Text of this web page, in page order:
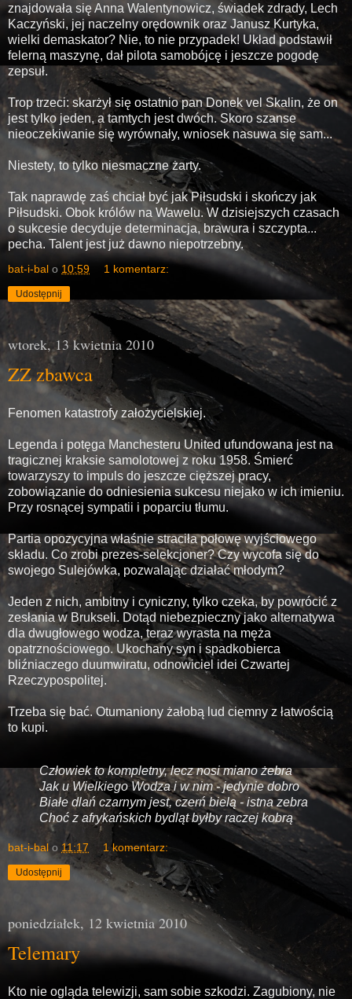
znajdowała się Anna Walentynowicz, świadek zdrady, Lech
Kaczyński, jej naczelny orędownik oraz Janusz Kurtyka,
wielki demaskator? Nie, to nie przypadek! Układ podstawił
felerną maszynę, dał pilota samobójcę i jeszcze pogodę
zepsuł.
Trop trzeci: skarżył się ostatnio pan Donek vel Skalin, że on
jest tylko jeden, a tamtych jest dwóch. Skoro szanse
nieoczekiwanie się wyrównały, wniosek nasuwa się sam...
Niestety, to tylko niesmaczne żarty.
Tak naprawdę zaś chciał być jak Piłsudski i skończy jak
Piłsudski. Obok królów na Wawelu. W dzisiejszych czasach
o sukcesie decyduje determinacja, brawura i szczypta...
pecha. Talent jest już dawno niepotrzebny.
bat-i-bal o 10:59 1 komentarz:
Udostępnij
wtorek, 13 kwietnia 2010
ZZ zbawca
Fenomen katastrofy założycielskiej.
Legenda i potęga Manchesteru United ufundowana jest na
tragicznej kraksie samolotowej z roku 1958. Śmierć
towarzyszy to impuls do jeszcze cięższej pracy,
zobowiązanie do odniesienia sukcesu niejako w ich imieniu.
Przy rosnącej sympatii i poparciu tłumu.
Partia opozycyjna właśnie straciła połowę wyjściowego
składu. Co zrobi prezes-selekcjoner? Czy wycofa się do
swojego Sulejówka, pozwalając działać młodym?
Jeden z nich, ambitny i cyniczny, tylko czeka, by powrócić z
zesłania w Brukseli. Dotąd niebezpieczny jako alternatywa
dla dwugłowego wodza, teraz wyrasta na męża
opatrznościowego. Ukochany syn i spadkobierca
bliźniaczego duumwiratu, odnowiciel idei Czwartej
Rzeczypospolitej.
Trzeba się bać. Otumaniony żałobą lud ciemny z łatwością
to kupi.
Człowiek to kompletny, lecz nosi miano żebra
Jak u Wielkiego Wodza i w nim - jedynie dobro
Białe dlań czarnym jest, czerń bielą - istna zebra
Choć z afrykańskich bydląt byłby raczej kobrą
bat-i-bal o 11:17 1 komentarz:
Udostępnij
poniedziałek, 12 kwietnia 2010
Telemary
Kto nie ogląda telewizji, sam sobie szkodzi. Zagubiony, nie